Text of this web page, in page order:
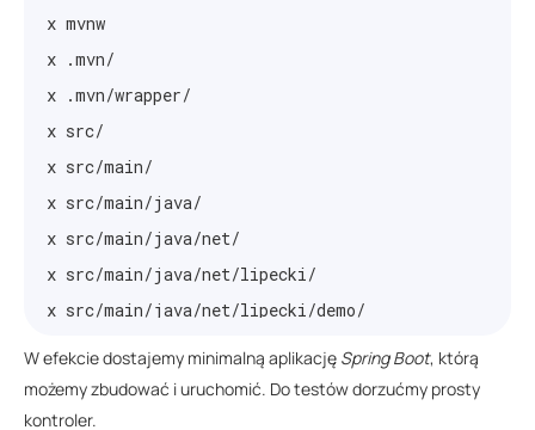
x mvnw
x .mvn/
x .mvn/wrapper/
x src/
x src/main/
x src/main/java/
x src/main/java/net/
x src/main/java/net/lipecki/
x src/main/java/net/lipecki/demo/
x src/main/resources/
x src/main/resources/static/
x src/main/resources/templates/
W efekcie dostajemy minimalną aplikację Spring Boot, którą
możemy zbudować i uruchomić. Do testów dorzućmy prosty
kontroler.